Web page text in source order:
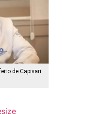
de Capivari